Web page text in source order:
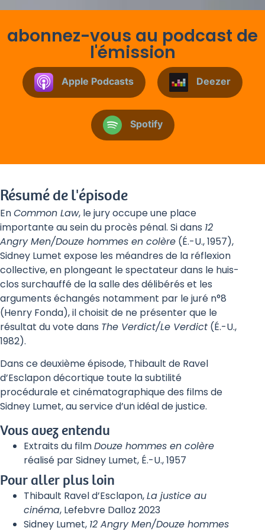
abonnez-vous au podcast de
l'émission
Apple Podcasts Deezer
Spotify
Résumé de l'épisode
EnCommon Law, le jury occupe une place
importante au sein du procès pénal. Si dans 12
Angry Men/Douze hommes en colère (É.-U., 1957),
Sidney Lumet expose les méandres de la réflexion
collective, en plongeant le spectateur dans le huis-
clos surchauffé de la salle des délibérés et les
arguments échangés notamment par le juré n°8
(Henry Fonda), il choisit de ne présenter que le
résultat du vote dans The Verdict/Le Verdict (É.-U.,
1982).
Dans ce deuxième épisode, Thibault de Ravel
d’Esclapon décortique toute la subtilité
procédurale et cinématographique des films de
Sidney Lumet, au service d’un idéal de justice.
Vous avez entendu
Extraits du filmDouze hommes en colère
réalisé par Sidney Lumet, É.-U., 1957
Pour aller plus loin
Thibault Ravel d’Esclapon,La justice au
cinéma, Lefebvre Dalloz 2023
Sidney Lumet, 12 Angry Men/Douze hommes